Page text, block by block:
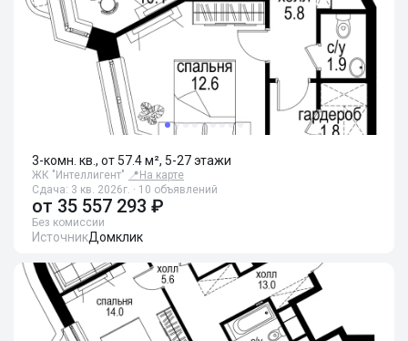
3-комн. кв., от 57.4 м², 5-27 этажи
ЖК "Интеллигент" 📍 На карте
Сдача: 3 кв. 2026г. · 10 объявлений
от 35 557 293 ₽
Без комиссии
ИсточникДомклик